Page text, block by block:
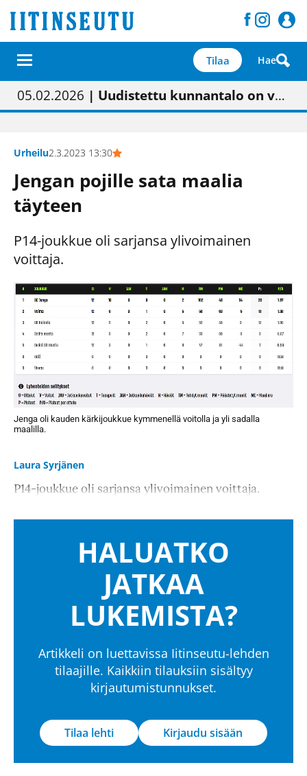
Tilaa Hae
01.02.2026 | Painon vaihtumisen pitäisi näkyä hieman parempana painojäljen laatuna lehdessä
05.02.2026 | Uudistettu kunnantalo on valoisa
23.04.2026 | “Olemme käynnistämässä uudelleen keskustavisiotyön”
09.05.2026| "Maalla on totuttu elämään omavaraisemmin kuin kaupungissa"
Urheilu2.3.2023 13:30
Jengan pojille sata maalia
täyteen
P14-joukkue oli sarjansa ylivoimainen
voittaja.
Jenga oli kauden kärkijoukkue kymmenellä voitolla ja yli sadalla
maalilla.
Laura Syrjänen
P14-joukkue oli sarjansa ylivoimainen voittaja.
HALUATKO
JATKAA
LUKEMISTA?
Artikkeli on luettavissa Iitinseutu-lehden
tilaajille. Kaikkiin tilauksiin sisältyy
kirjautumistunnukset.
Tilaa lehti Kirjaudu sisään